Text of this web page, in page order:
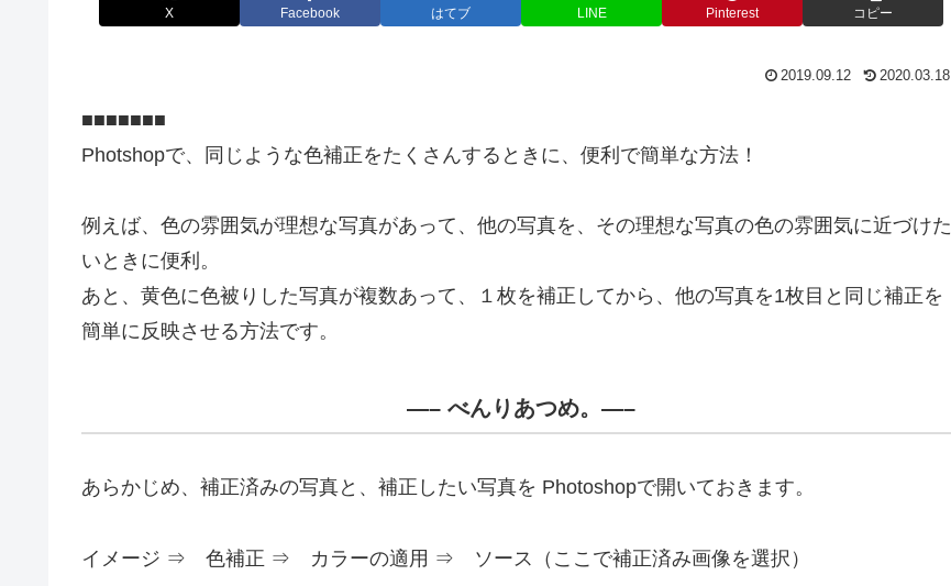
X Facebook はてブ LINE Pinterest コピー
2019.09.12 2020.03.18
■■■■■■■
Photshopで、同じような色補正をたくさんするときに、便利で簡単な方法！
例えば、色の雰囲気が理想な写真があって、他の写真を、その理想な写真の色の雰囲気に近づけた
いときに便利。
あと、黄色に色被りした写真が複数あって、１枚を補正してから、他の写真を1枚目と同じ補正を
簡単に反映させる方法です。
—– べんりあつめ。—–
あらかじめ、補正済みの写真と、補正したい写真を Photoshopで開いておきます。
イメージ ⇒ 色補正 ⇒ カラーの適用 ⇒ ソース（ここで補正済み画像を選択）